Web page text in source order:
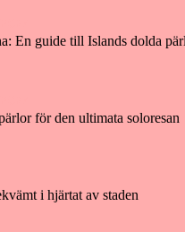
En guide till Islands dolda
för den ultimata soloresan
i hjärtat av staden